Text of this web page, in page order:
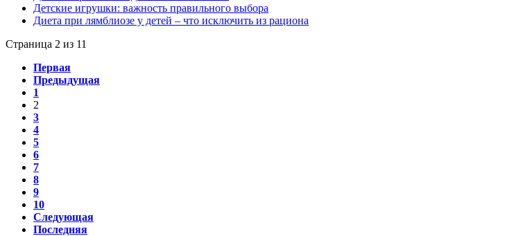
Детские игрушки: важность правильного выбора
Диета при лямблиозе у детей – что исключить из рациона
Страница 2 из 11
Первая
Предыдущая
1
2
3
4
5
6
7
8
9
10
Следующая
Последняя